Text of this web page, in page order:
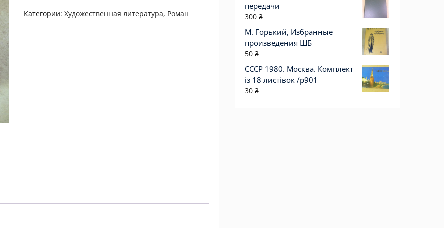
С.
Новиков-
Категории:Xудожественная литература, Роман
передачи
300 ₴
М. Горький, Избранные
произведения ШБ
50 ₴
СССР 1980. Москва. Комплект
із 18 листівок /р901
30 ₴